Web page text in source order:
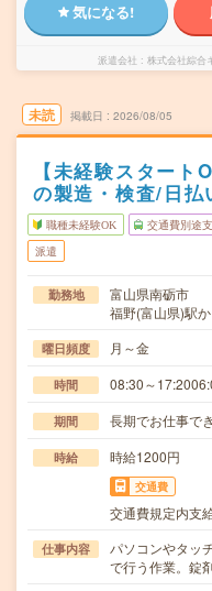
気になる!
派遣会社 株式会社綜合
未読 掲載日 2026/08/05
【未経験スター
の製造・検査/日払
職種未経験OK 交通費別途
派遣
勤務地
富山県南砺市
福野(富山県)駅
曜日頻度 月～金
時間 08:30～
期間 長期でお仕事で
時給 時給1200円
交通費
交通費規定内支
仕事内容
パソコンやタッ
で行う作業。錠